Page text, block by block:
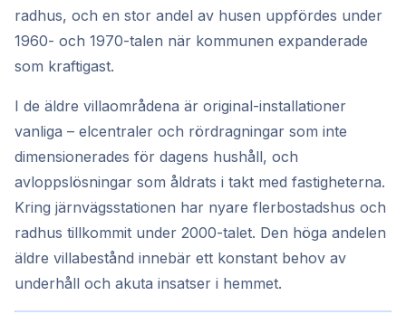
radhus, och en stor andel av husen uppfördes under
1960- och 1970-talen när kommunen expanderade
som kraftigast.
I de äldre villaområdena är original-installationer
vanliga – elcentraler och rördragningar som inte
dimensionerades för dagens hushåll, och
avloppslösningar som åldrats i takt med fastigheterna.
Kring järnvägsstationen har nyare flerbostadshus och
radhus tillkommit under 2000-talet. Den höga andelen
äldre villabestånd innebär ett konstant behov av
underhåll och akuta insatser i hemmet.